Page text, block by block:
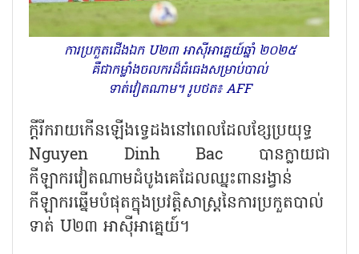
ការប្រកួតជើងឯក U២៣ អាស៊ីអាគ្នេយ៍ឆ្នាំ ២០២៥
គឺជាកម្លាំងចលករដ៏ធំធេងសម្រាប់បាល់
ទាត់វៀតណាម។ រូបថត៖ AFF
ក្តីរីករាយកើនឡើងទ្វេដងនៅពេលដែលខ្សែប្រយុទ្ធ
Nguyen Dinh Bac បានក្លាយជា
កីឡាករវៀតណាមដំបូងគេដែលឈ្នះពានរង្វាន់
កីឡាករឆ្នើមបំផុតក្នុងប្រវត្តិសាស្ត្រនៃការប្រកួតបាល់
ទាត់ U២៣ អាស៊ីអាគ្នេយ៍។